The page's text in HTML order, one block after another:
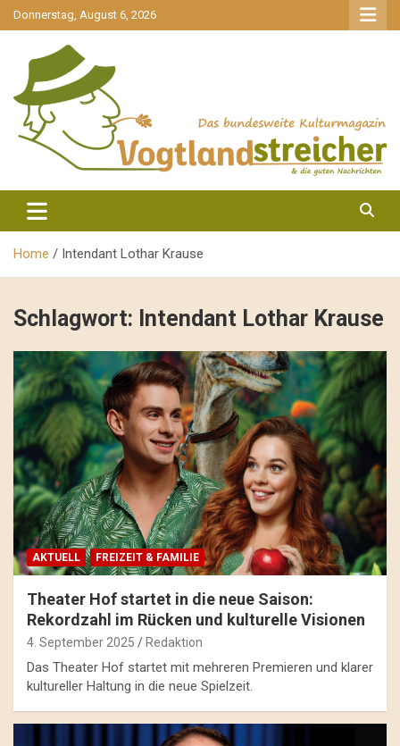
gehe
zum
Donnerstag, August 6, 2026
Vogtlandstreicher
Home Intendant Lothar Krause
Schlagwort: Intendant Lothar Krause
AKTUELL FREIZEIT & FAMILIE
Theater Hof startet in die neue Saison:
Rekordzahl im Rücken und kulturelle Visionen
4. September 2025 Redaktion
Das Theater Hof startet mit mehreren Premieren und klarer
kultureller Haltung in die neue Spielzeit.